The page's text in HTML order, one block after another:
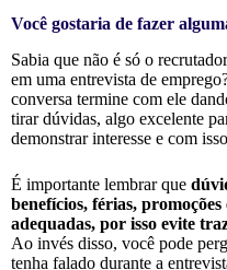
Você gostaria de fazer
Sabia que não é só o
em uma entrevista de
conversa termine com ele
tirar dúvidas, algo excelente
demonstrar interesse e com
É importante lembrar que
benefícios, férias, promoções
adequadas, por isso evite
Ao invés disso, você pode
tenha falado durante a